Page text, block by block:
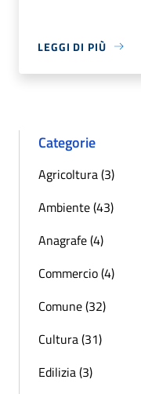
LEGGI DI PIÙ
Categorie
Agricoltura (3)
Ambiente (43)
Anagrafe (4)
Commercio (4)
Comune (32)
Cultura (31)
Edilizia (3)